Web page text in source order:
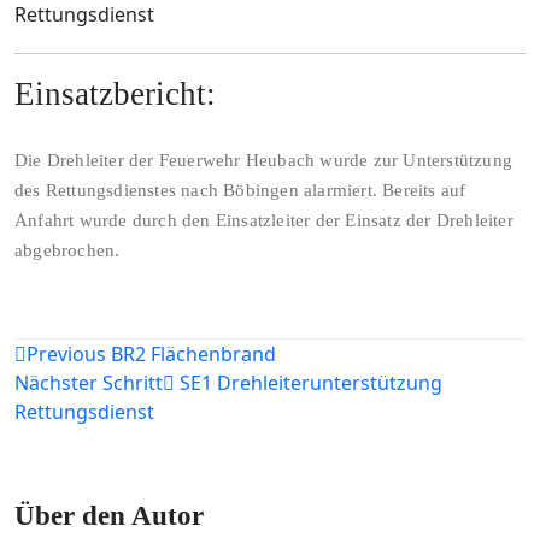
Rettungsdienst
Einsatzbericht:
Die Drehleiter der Feuerwehr Heubach wurde zur Unterstützung
des Rettungsdienstes nach Böbingen alarmiert. Bereits auf
Anfahrt wurde durch den Einsatzleiter der Einsatz der Drehleiter
abgebrochen.
Beitragsnavigation
Previous BR2 Flächenbrand
Nächster Schritt
SE1 Drehleiterunterstützung
Rettungsdienst
Über den Autor